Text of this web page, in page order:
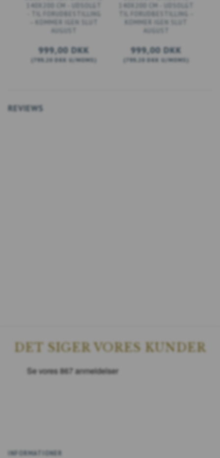
140X200 CM - UDSOLGT
- TIL FORUDBESTILLING
– KOMMER IGEN SLUT
AUGUST
999,00 DKK
799,20 DKK U/MOMS
140X200 CM - UDSOLGT
TIL FORUDBESTILLING –
KOMMER IGEN SLUT
AUGUST
999,00 DKK
799,20 DKK U/MOMS
REVIEWS
DET SIGER VORES KUNDER
INFORMATIONER